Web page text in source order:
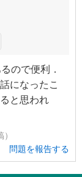
ので便利．
になったこ
と思われ
問題を報告する